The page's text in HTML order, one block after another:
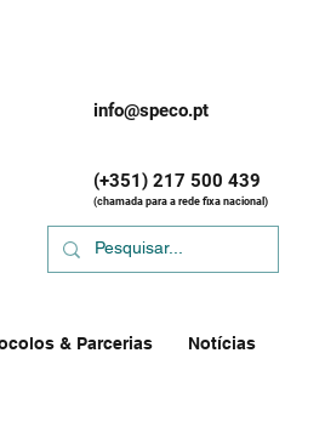
info@speco.pt
(+351) 217 500 439
(chamada para a rede fixa nacional)
& Parcerias Notícias